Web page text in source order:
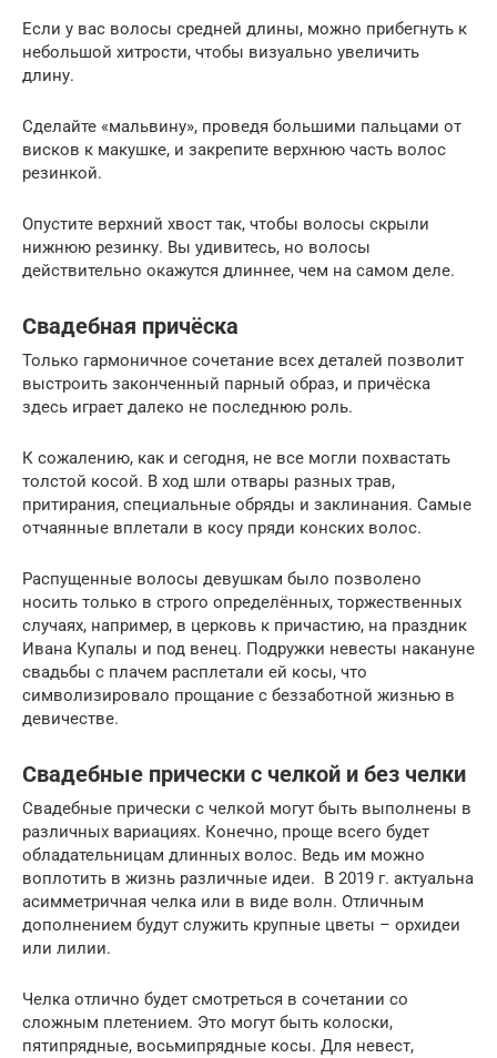
Если у вас волосы средней длины, можно прибегнуть к
небольшой хитрости, чтобы визуально увеличить
длину.
Сделайте «мальвину», проведя большими пальцами от
висков к макушке, и закрепите верхнюю часть волос
резинкой.
Опустите верхний хвост так, чтобы волосы скрыли
нижнюю резинку. Вы удивитесь, но волосы
действительно окажутся длиннее, чем на самом деле.
Свадебная причёска
Только гармоничное сочетание всех деталей позволит
выстроить законченный парный образ, и причёска
здесь играет далеко не последнюю роль.
К сожалению, как и сегодня, не все могли похвастать
толстой косой. В ход шли отвары разных трав,
притирания, специальные обряды и заклинания. Самые
отчаянные вплетали в косу пряди конских волос.
Распущенные волосы девушкам было позволено
носить только в строго определённых, торжественных
случаях, например, в церковь к причастию, на праздник
Ивана Купалы и под венец. Подружки невесты накануне
свадьбы с плачем расплетали ей косы, что
символизировало прощание с беззаботной жизнью в
девичестве.
Свадебные прически с челкой и без челки
Свадебные прически с челкой могут быть выполнены в
различных вариациях. Конечно, проще всего будет
обладательницам длинных волос. Ведь им можно
воплотить в жизнь различные идеи. В 2019 г. актуальна
асимметричная челка или в виде волн. Отличным
дополнением будут служить крупные цветы – орхидеи
или лилии.
Челка отлично будет смотреться в сочетании со
сложным плетением. Это могут быть колоски,
пятипрядные, восьмипрядные косы. Для невест,